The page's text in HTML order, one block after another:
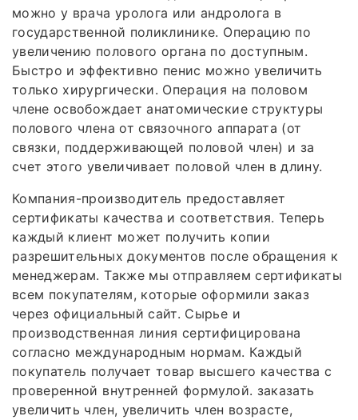
можно у врача уролога или андролога в
государственной поликлинике. Операцию по
увеличению полового органа по доступным.
Быстро и эффективно пенис можно увеличить
только хирургически. Операция на половом
члене освобождает анатомические структуры
полового члена от связочного аппарата (от
связки, поддерживающей половой член) и за
счет этого увеличивает половой член в длину.
Компания-производитель предоставляет
сертификаты качества и соответствия. Теперь
каждый клиент может получить копии
разрешительных документов после обращения к
менеджерам. Также мы отправляем сертификаты
всем покупателям, которые оформили заказ
через официальный сайт. Сырье и
производственная линия сертифицирована
согласно международным нормам. Каждый
покупатель получает товар высшего качества с
проверенной внутренней формулой. заказать
увеличить член, увеличить член возрасте,